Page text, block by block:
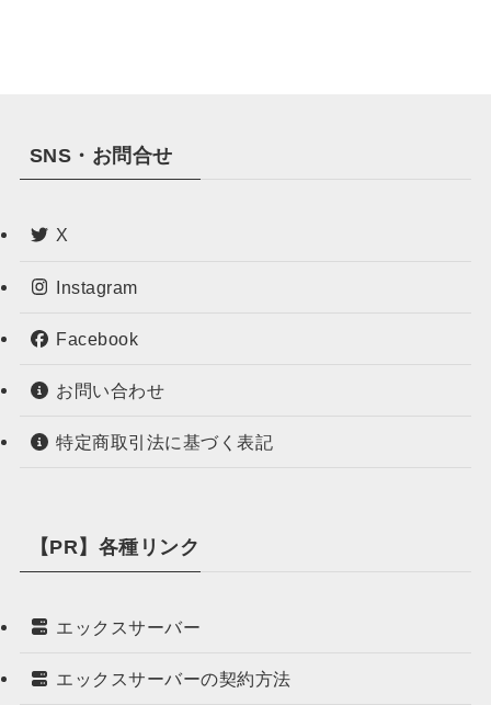
SNS・お問合せ
X
Instagram
Facebook
お問い合わせ
特定商取引法に基づく表記
【PR】各種リンク
エックスサーバー
エックスサーバーの契約方法